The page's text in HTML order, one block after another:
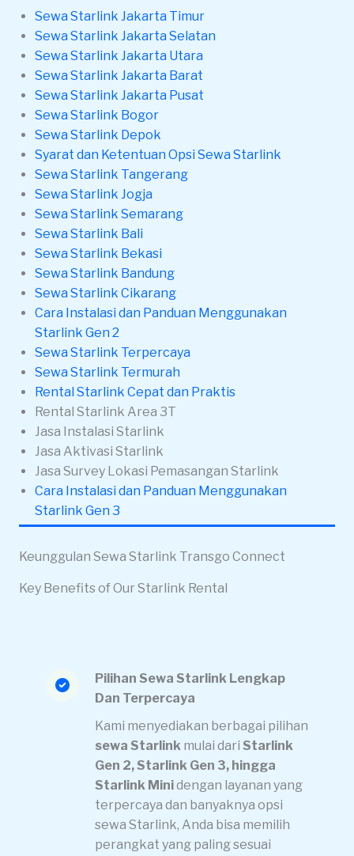
Sewa Starlink Jakarta Timur
Sewa Starlink Jakarta Selatan
Sewa Starlink Jakarta Utara
Sewa Starlink Jakarta Barat
Sewa Starlink Jakarta Pusat
Sewa Starlink Bogor
Sewa Starlink Depok
Syarat dan Ketentuan Opsi Sewa Starlink
Sewa Starlink Tangerang
Sewa Starlink Jogja
Sewa Starlink Semarang
Sewa Starlink Bali
Sewa Starlink Bekasi
Sewa Starlink Bandung
Sewa Starlink Cikarang
Cara Instalasi dan Panduan Menggunakan
Starlink Gen 2
Sewa Starlink Terpercaya
Sewa Starlink Termurah
Rental Starlink Cepat dan Praktis
Rental Starlink Area 3T
Jasa Instalasi Starlink
Jasa Aktivasi Starlink
Jasa Survey Lokasi Pemasangan Starlink
Cara Instalasi dan Panduan Menggunakan
Starlink Gen 3
Keunggulan Sewa Starlink Transgo Connect
Key Benefits of Our Starlink Rental
Pilihan Sewa Starlink Lengkap
Dan Terpercaya
Kami menyediakan berbagai pilihan
sewa Starlink mulai dari Starlink
Gen 2, Starlink Gen 3, hingga
Starlink Minidengan layanan yang
terpercaya dan banyaknya opsi
sewa Starlink, Anda bisa memilih
perangkat yang paling sesuai